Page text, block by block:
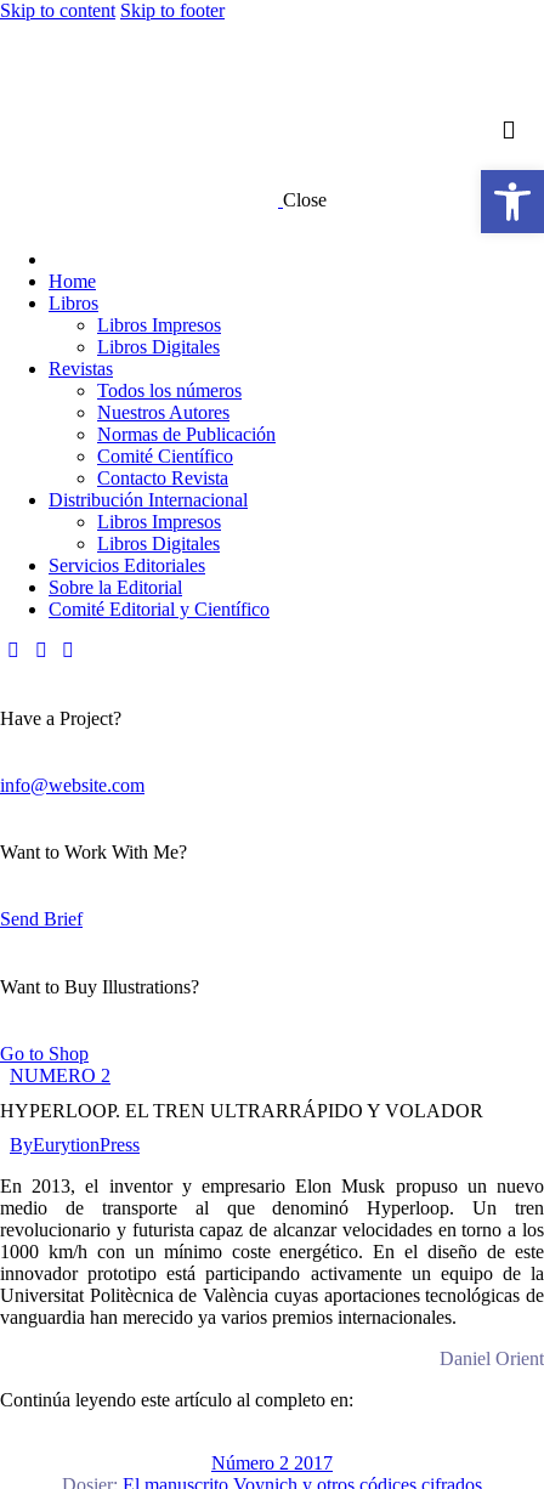
Skip to content Skip to footer
Close
Home
Libros
Libros Impresos
Libros Digitales
Revistas
Todos los números
Nuestros Autores
Normas de Publicación
Comité Científico
Contacto Revista
Distribución Internacional
Libros Impresos
Libros Digitales
Servicios Editoriales
Sobre la Editorial
Comité Editorial y Científico
Have a Project?
info@website.com
Want to Work With Me?
Send Brief
Want to Buy Illustrations?
Go to Shop
NUMERO 2
HYPERLOOP. EL TREN ULTRARRÁPIDO Y VOLADOR
ByEurytionPress
En 2013, el inventor y empresario Elon Musk propuso un nuevo
medio de transporte al que denominó Hyperloop. Un tren
revolucionario y futurista capaz de alcanzar velocidades en torno a los
1000 km/h con un mínimo coste energético. En el diseño de este
innovador prototipo está participando activamente un equipo de la
Universitat Politècnica de València cuyas aportaciones tecnológicas de
vanguardia han merecido ya varios premios internacionales.
Daniel Orient
Continúa leyendo este artículo al completo en:
Número 2 2017
Abrir barra de herramientas